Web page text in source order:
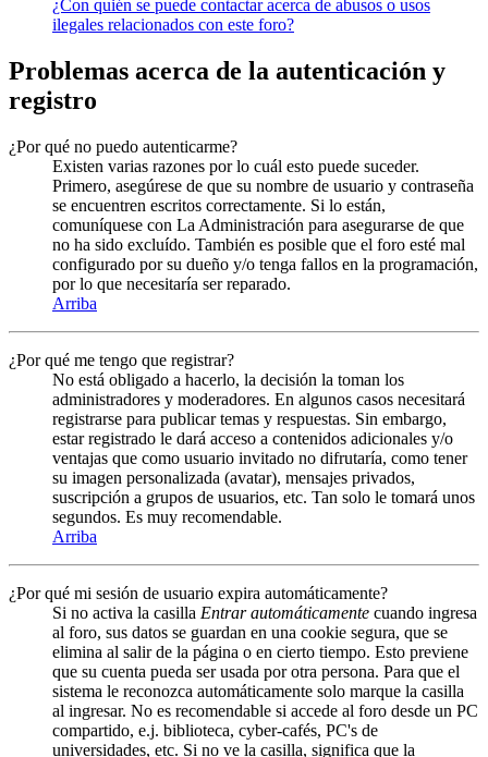
¿Con quién se puede contactar acerca de abusos o usos
ilegales relacionados con este foro?
Problemas acerca de la autenticación y
registro
¿Por qué no puedo autenticarme?
Existen varias razones por lo cuál esto puede suceder.
Primero, asegúrese de que su nombre de usuario y contraseña
se encuentren escritos correctamente. Si lo están,
comuníquese con La Administración para asegurarse de que
no ha sido excluído. También es posible que el foro esté mal
configurado por su dueño y/o tenga fallos en la programación,
por lo que necesitaría ser reparado.
Arriba
¿Por qué me tengo que registrar?
No está obligado a hacerlo, la decisión la toman los
administradores y moderadores. En algunos casos necesitará
registrarse para publicar temas y respuestas. Sin embargo,
estar registrado le dará acceso a contenidos adicionales y/o
ventajas que como usuario invitado no difrutaría, como tener
su imagen personalizada (avatar), mensajes privados,
suscripción a grupos de usuarios, etc. Tan solo le tomará unos
segundos. Es muy recomendable.
Arriba
¿Por qué mi sesión de usuario expira automáticamente?
Si no activa la casilla Entrar automáticamente cuando ingresa
al foro, sus datos se guardan en una cookie segura, que se
elimina al salir de la página o en cierto tiempo. Esto previene
que su cuenta pueda ser usada por otra persona. Para que el
sistema le reconozca automáticamente solo marque la casilla
al ingresar. No es recomendable si accede al foro desde un PC
compartido, e.j. biblioteca, cyber-cafés, PC's de
universidades, etc. Si no ve la casilla, significa que la